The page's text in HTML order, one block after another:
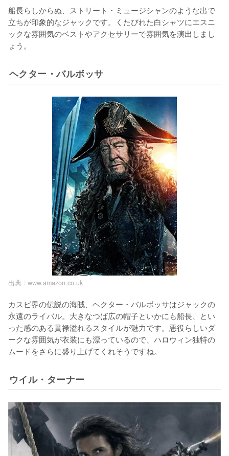
船長らしからぬ、ストリート・ミュージシャンのような出で
立ちが印象的なジャックです。くたびれた白シャツにエスニ
ックな雰囲気のベストやアクセサリーで雰囲気を演出しまし
ょう。
ヘクター・バルボッサ
出典 : www.amazon.co.uk
カスピ界の伝説の海賊、ヘクター・バルボッサはジャックの
永遠のライバル。大きなつば広の帽子といかにも船長、とい
った感のある貫禄溢れるスタイルが魅力です。悪役らしいダ
ークな雰囲気が衣装にも漂っているので、ハロウィン独特の
ムードをさらに盛り上げてくれそうですね。
ウイル・ターナー